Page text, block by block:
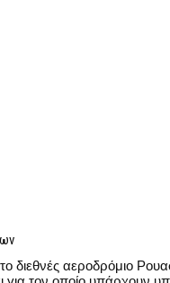
διεθνές αεροδρόμιο